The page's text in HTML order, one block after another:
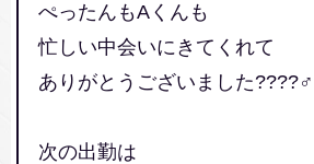
ぺったんもAくんも
忙しい中会いにきてくれて
ありがとうございました
次の出勤は